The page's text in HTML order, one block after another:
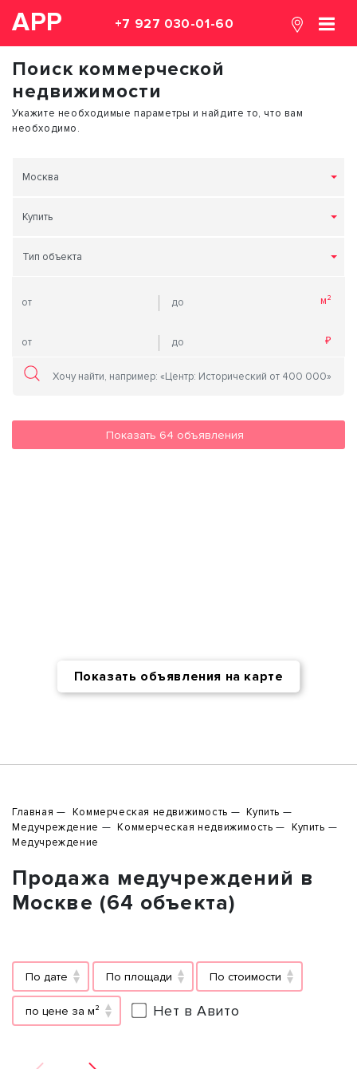
АРР +7 927 030-01-60
Поиск коммерческой
недвижимости
Укажите необходимые параметры и найдите то, что вам
необходимо.
Москва
Купить
Тип объекта
Показать 64 объявления
Показать объявления на карте
Главная Коммерческая недвижимость
Купить
Медучреждение
Коммерческая недвижимость
Купить
Медучреждение
Продажа медучреждений в
Москве (64 объекта)
По дате По площади По стоимости
по цене за м² Нет в Авито